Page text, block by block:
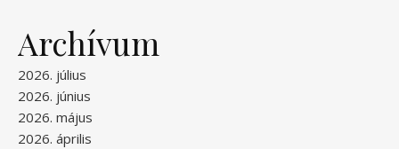
Archívum
2026. július
2026. június
2026. május
2026. április